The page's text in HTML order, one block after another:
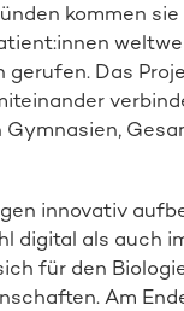
kommen
gerufen. Das
innovativ
digital als auch
für den
Am